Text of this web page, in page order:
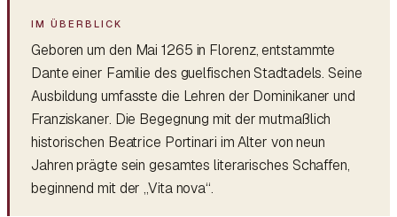
Geboren um den Mai 1265 in Florenz, entstammte
Dante einer Familie des guelfischen Stadtadels. Seine
Ausbildung umfasste die Lehren der Dominikaner und
Franziskaner. Die Begegnung mit der mutmaßlich
historischen Beatrice Portinari im Alter von neun
Jahren prägte sein gesamtes literarisches Schaffen,
beginnend mit der „Vita nova“.